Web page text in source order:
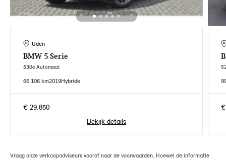
Uden
BMW 5 Serie
530e Automaat
66.106 km2019Hybride
€ 29.850
Bekijk details
Vraag onze verkoopadviseurs vooraf naar de voorwaarden. Hoewel de informatie